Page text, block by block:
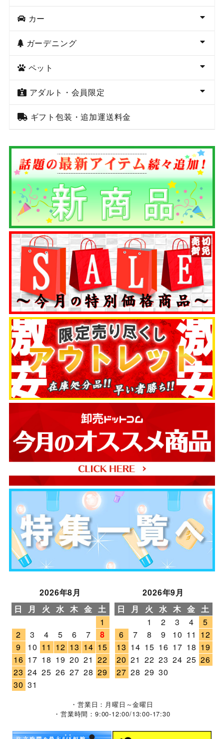
カー
ガーデニング
ペット
アダルト・会員限定
ギフト包装・追加運送料金
2026年8月
日
月 火 水 木 金 土
1
2
3 4 5 6 7
8
9
10 11 12 13 14 15
16 17 18 19 20 21 22
23 24 25 26 27 28 29
30 31
2026年9月
日
月 火 水 木 金 土
1
2 3 4
5
6
7 8 9 10 11 12
13 14 15 16 17 18 19
20 21 22 23 24 25 26
27 28 29 30
・営業日：月曜日～金曜日
・営業時間：9:00-12:00/13:00-17:30